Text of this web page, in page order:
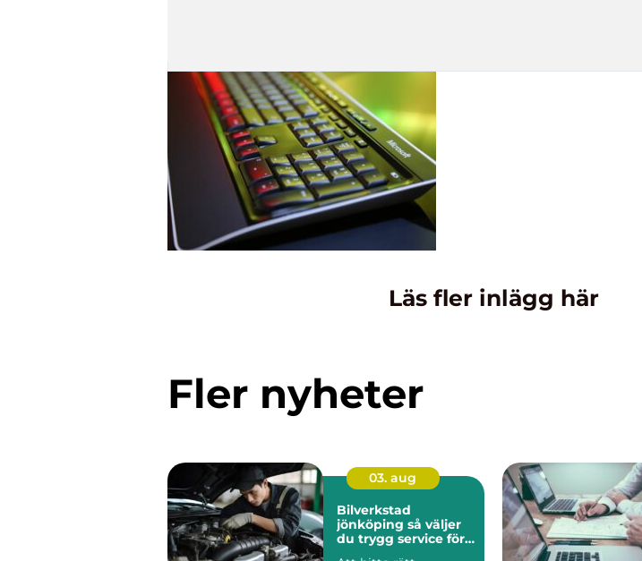
Läs fler inlägg här
Fler nyheter
03. aug
Bilverkstad
jönköping så väljer
du trygg service för